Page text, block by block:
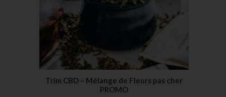
Trim CBD – Mélange de Fleurs pas cher
PROMO